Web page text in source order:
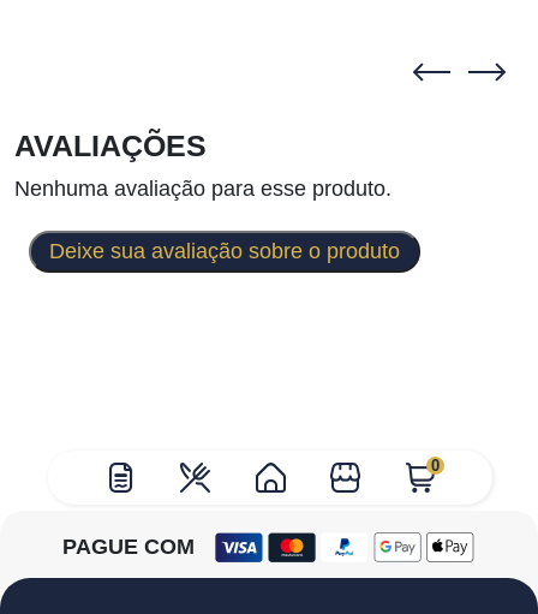
0
AVALIAÇÕES
Nenhuma avaliação para esse produto.
Deixe sua avaliação sobre o produto
PAGUE COM